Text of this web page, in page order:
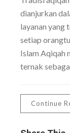
dianjurkan
layanan yang
setiap
Islam Aqiqah
ternak
Continue